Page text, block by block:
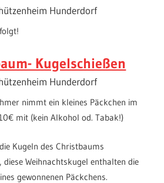
Hunderdorf
Kugelschießen
Hunderdorf
nimmt ein kleines Päckchen im
mit (kein Alkohol od. Tabak!)
Kugeln des Christbaums
diese Weihnachtskugel enthalten die
gewonnenen Päckchens.